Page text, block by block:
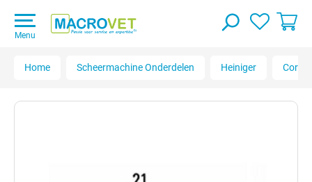
Menu
Home Scheermachine Onderdelen Heiniger